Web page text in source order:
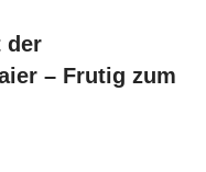
der
– Frutig zum